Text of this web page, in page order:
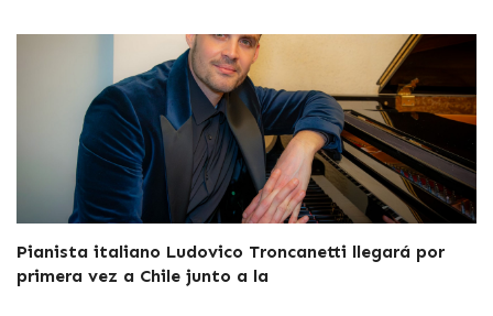
Pianista italiano Ludovico Troncanetti llegará por
primera vez a Chile junto a la